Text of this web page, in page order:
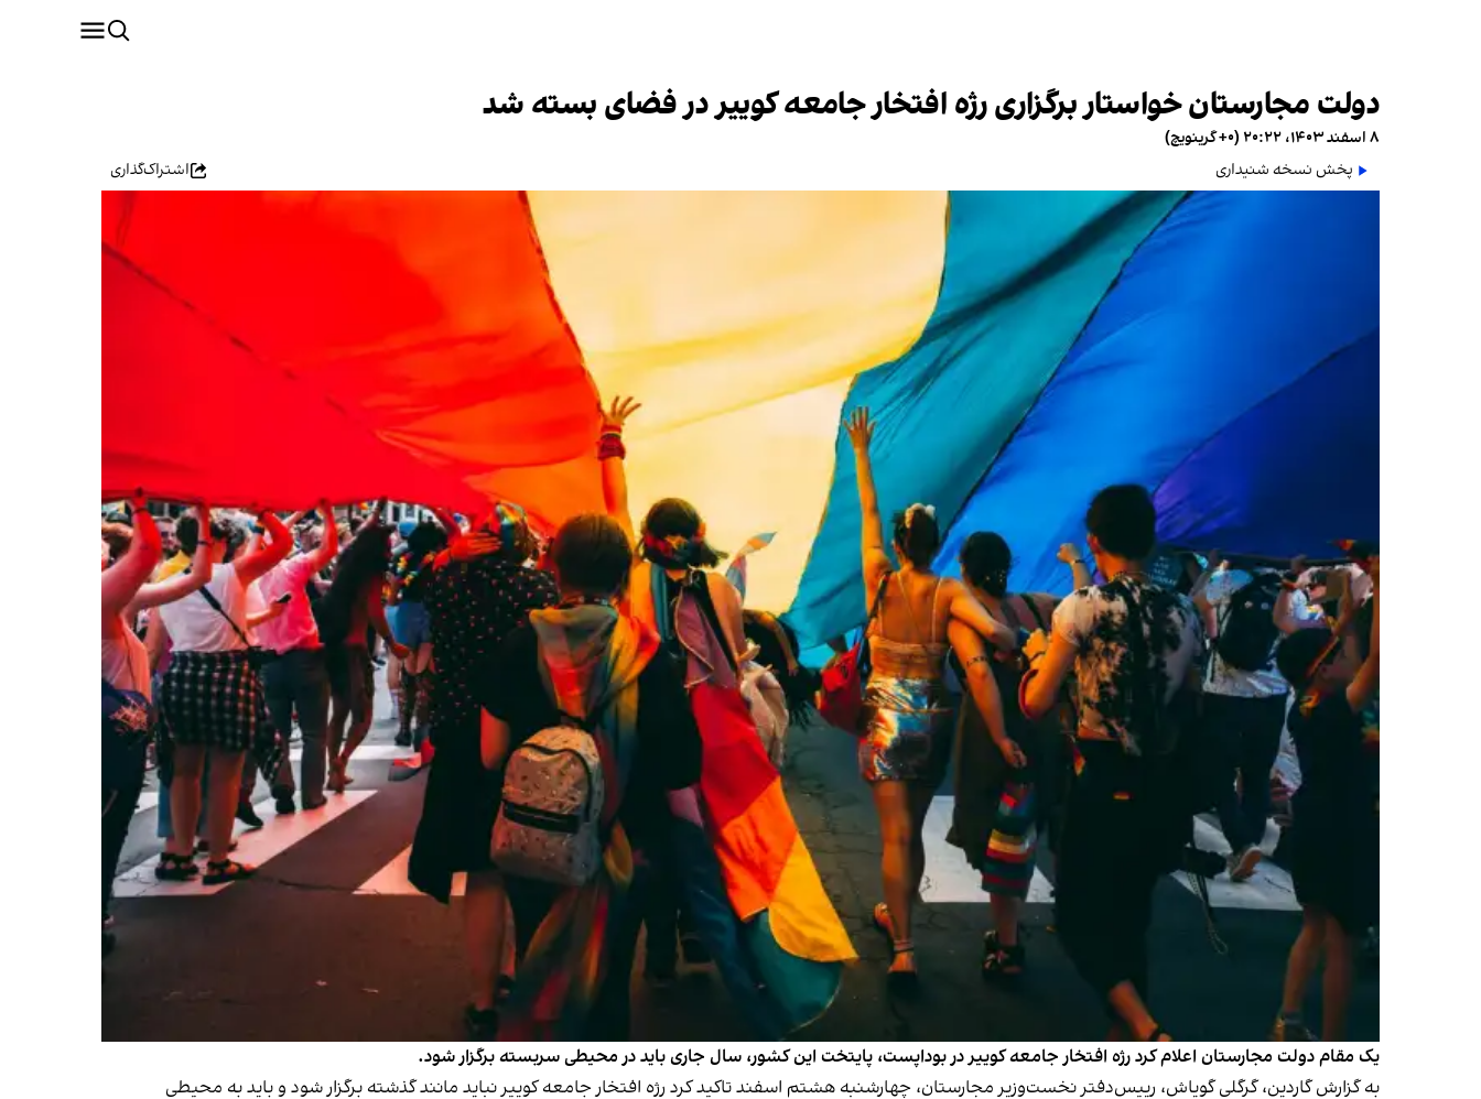
دولت مجارستان خواستار برگزاری رژه افتخار جامعه کوییر در فضای بسته شد
۸ اسفند ۱۴۰۳، ۲۰:۲۲ (‎+۰ گرینویچ)
پخش نسخه شنیداری
اشتراک‌گذاری
یک مقام دولت مجارستان اعلام کرد رژه افتخار جامعه کوییر در بوداپست، پایتخت این کشور، سال جاری باید در محیطی سربسته برگزار شود.
به گزارش گاردین، گرگلی گویاش، رییس‌دفتر نخست‌وزیر مجارستان، چهارشنبه هشتم اسفند تاکید کرد رژه افتخار جامعه کوییر نباید مانند گذشته برگزار شود و باید به محیطی